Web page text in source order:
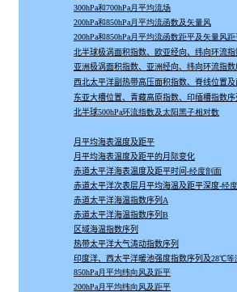
300hPa和700hPa月平均流场
200hPa和850hPa月平均流函数及矢量风
200hPa和850hPa月平均流函数距平及矢量风距
北半球极涡面积指数、欧亚经向、纬向环流指
亚洲极涡面积指数、亚洲经向、纬向环流指数
西北太平洋副热带高压面积指数、脊线位置
东亚大槽位置、青藏高原指数、印缅槽指数序
北半球500hPa环流指数及太阳黑子相对数
月平均海表温度及距平
月平均海表温度及距平的月际变化
赤道太平洋海表温度及距平时间 -经度剖面
赤道太平洋次表层月平均海温及距平深度-经
赤道太平洋海温指数序列 A
赤道太平洋海温指数序列 B
区域海温指数序列
热带太平洋大气涛动指数序列
印度洋、西太平洋暖池强度指数序列及28℃等
850hPa月平均纬向风及距平
200hPa月平均纬向风及距平